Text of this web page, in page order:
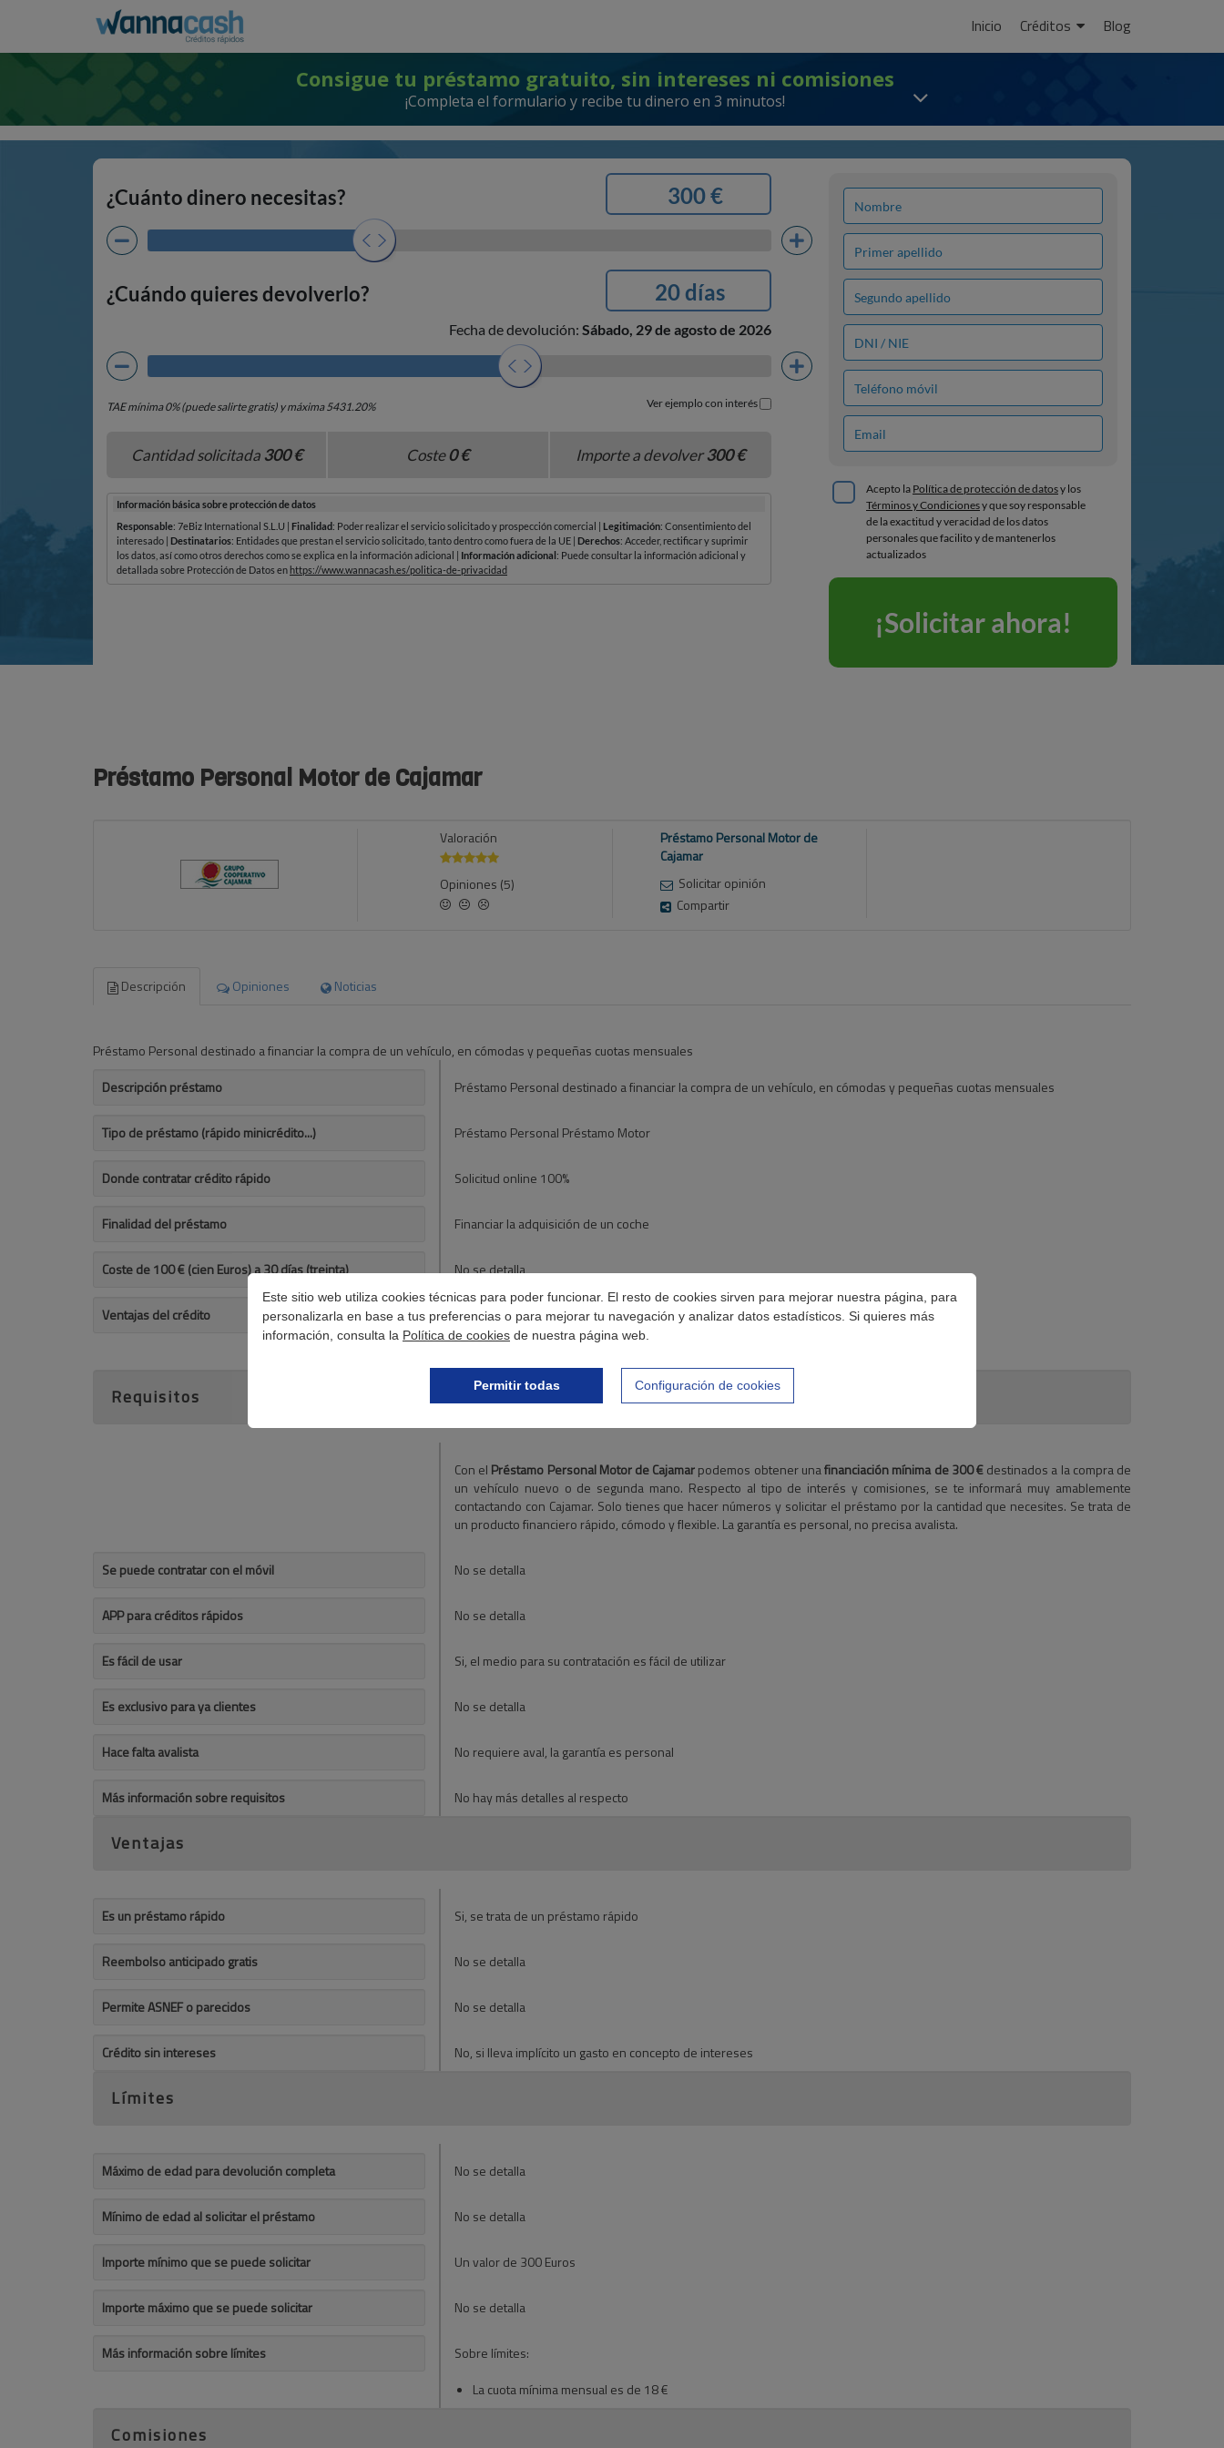
Este sitio web utiliza cookies técnicas para poder funcionar. El resto de cookies sirven para mejorar nuestra página, para
personalizarla en base a tus preferencias o para mejorar tu navegación y analizar datos estadísticos. Si quieres más
información, consulta la Política de cookies de nuestra página web.
Permitir todas Configuración de cookies
al
contenido
Inicio Créditos Blog
Consigue tu préstamo gratuito, sin intereses ni comisiones
¡Completa el formulario y recibe tu dinero en 3 minutos!
Préstamo Personal Motor de Cajamar
Valoración
Opiniones (5)
Préstamo Personal Motor de
Cajamar
Solicitar opinión
Compartir
Descripción Opiniones Noticias
Préstamo Personal destinado a financiar la compra de un vehículo, en cómodas y pequeñas cuotas mensuales
Descripción préstamo
Préstamo Personal destinado a financiar la compra de un vehículo, en cómodas y pequeñas cuotas mensuales
Tipo de préstamo (rápido minicrédito...) Préstamo Personal Préstamo Motor
Donde contratar crédito rápido Solicitud online 100%
Finalidad del préstamo Financiar la adquisición de un coche
Coste de 100 € (cien Euros) a 30 días (treinta) No se detalla
Ventajas del crédito
Préstamo para la compra de un vehículo
Disponibilidad mínima de 300 €
Requisitos
Con el Préstamo Personal Motor de Cajamarpodemos obtener unafinanciación mínima de 300 €destinados a la compra de
un vehículo nuevo o de segunda mano. Respecto al tipo de interés y comisiones, se te informará muy amablemente
contactando con Cajamar. Solo tienes que hacer números y solicitar el préstamo por la cantidad que necesites. Se trata de
un producto financiero rápido, cómodo y flexible. La garantía es personal, no precisa avalista.
Se puede contratar con el móvil No se detalla
APP para créditos rápidos No se detalla
Es fácil de usar Si, el medio para su contratación es fácil de utilizar
Es exclusivo para ya clientes No se detalla
Hace falta avalista No requiere aval, la garantía es personal
Más información sobre requisitos No hay más detalles al respecto
Ventajas
Es un préstamo rápido Si, se trata de un préstamo rápido
Reembolso anticipado gratis No se detalla
Permite ASNEF o parecidos No se detalla
Crédito sin intereses No, si lleva implícito un gasto en concepto de intereses
Límites
Máximo de edad para devolución completa No se detalla
Mínimo de edad al solicitar el préstamo No se detalla
Importe mínimo que se puede solicitar Un valor de 300 Euros
Importe máximo que se puede solicitar No se detalla
Más información sobre límites
Sobre límites:
La cuota mínima mensual es de 18 €
Comisiones